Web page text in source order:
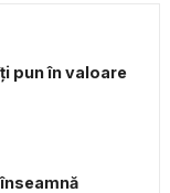
pun în valoare